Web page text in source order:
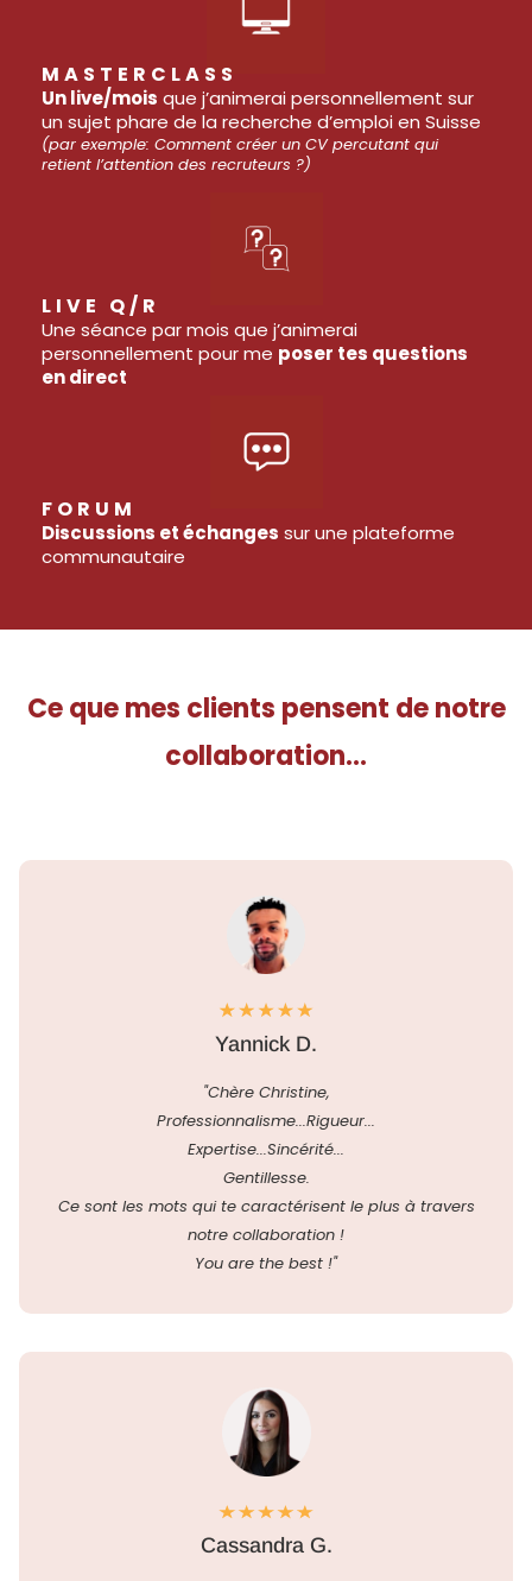
MASTERCLASS
Un live/mois que j’animerai personnellement sur
un sujet phare de la recherche d’emploi en Suisse
(par exemple: Comment créer un CV percutant qui
retient l’attention des recruteurs ?)
LIVE Q/R
Une séance par mois que j’animerai
personnellement pour me poser tes questions
en direct
FORUM
Discussions et échanges sur une plateforme
communautaire
Ce que mes clients pensent de notre
collaboration...
Yannick D.
"Chère Christine,
Professionnalisme...Rigueur...
Expertise...Sincérité...
Gentillesse.
Ce sont les mots qui te caractérisent le plus à travers
notre collaboration !
You are the best !"
Cassandra G.